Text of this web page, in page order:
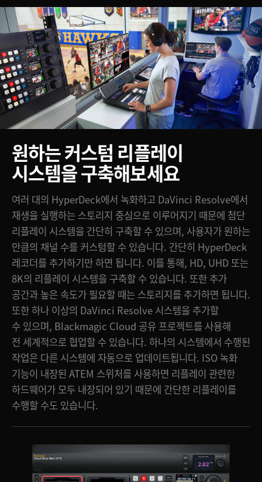
원하는 커스텀 리플레이
시스템을 구축해보세요
여러 대의 HyperDeck에서 녹화하고 DaVinci Resolve에서
재생을 실행하는 스토리지 중심으로 이루어지기 때문에 첨단
리플레이 시스템을 간단히 구축할 수 있으며, 사용자가 원하는
만큼의 채널 수를 커스텀할 수 있습니다. 간단히 HyperDeck
레코더를 추가하기만 하면 됩니다. 이를 통해, HD, UHD 또는
8K의 리플레이 시스템을 구축할 수 있습니다. 또한 추가
공간과 높은 속도가 필요할 때는 스토리지를 추가하면 됩니다.
또한 하나 이상의 DaVinci Resolve 시스템을 추가할
수 있으며, Blackmagic Cloud 공유 프로젝트를 사용해
전 세계적으로 협업할 수 있습니다. 하나의 시스템에서 수행된
작업은 다른 시스템에 자동으로 업데이트됩니다. ISO 녹화
기능이 내장된 ATEM 스위처를 사용하면 리플레이 관련한
하드웨어가 모두 내장되어 있기 때문에 간단한 리플레이를
수행할 수도 있습니다.